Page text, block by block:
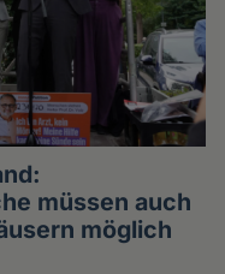
müssen auch
möglich